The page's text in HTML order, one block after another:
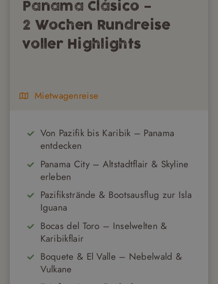
Panama Clásico –
2 Wochen Rundreise
voller Highlights
Mietwagenreise
Von Pazifik bis Karibik – Panama
entdecken
Panama City – Altstadtflair & Skyline
erleben
Pazifikstrände & Bootsausflug zur Isla
Iguana
Bocas del Toro – Inselwelten &
Karibikflair
Boquete & El Valle – Nebelwald &
Vulkane